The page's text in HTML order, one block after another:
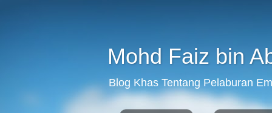
Mohd Faiz bin
Blog Khas Tentang Pelaburan